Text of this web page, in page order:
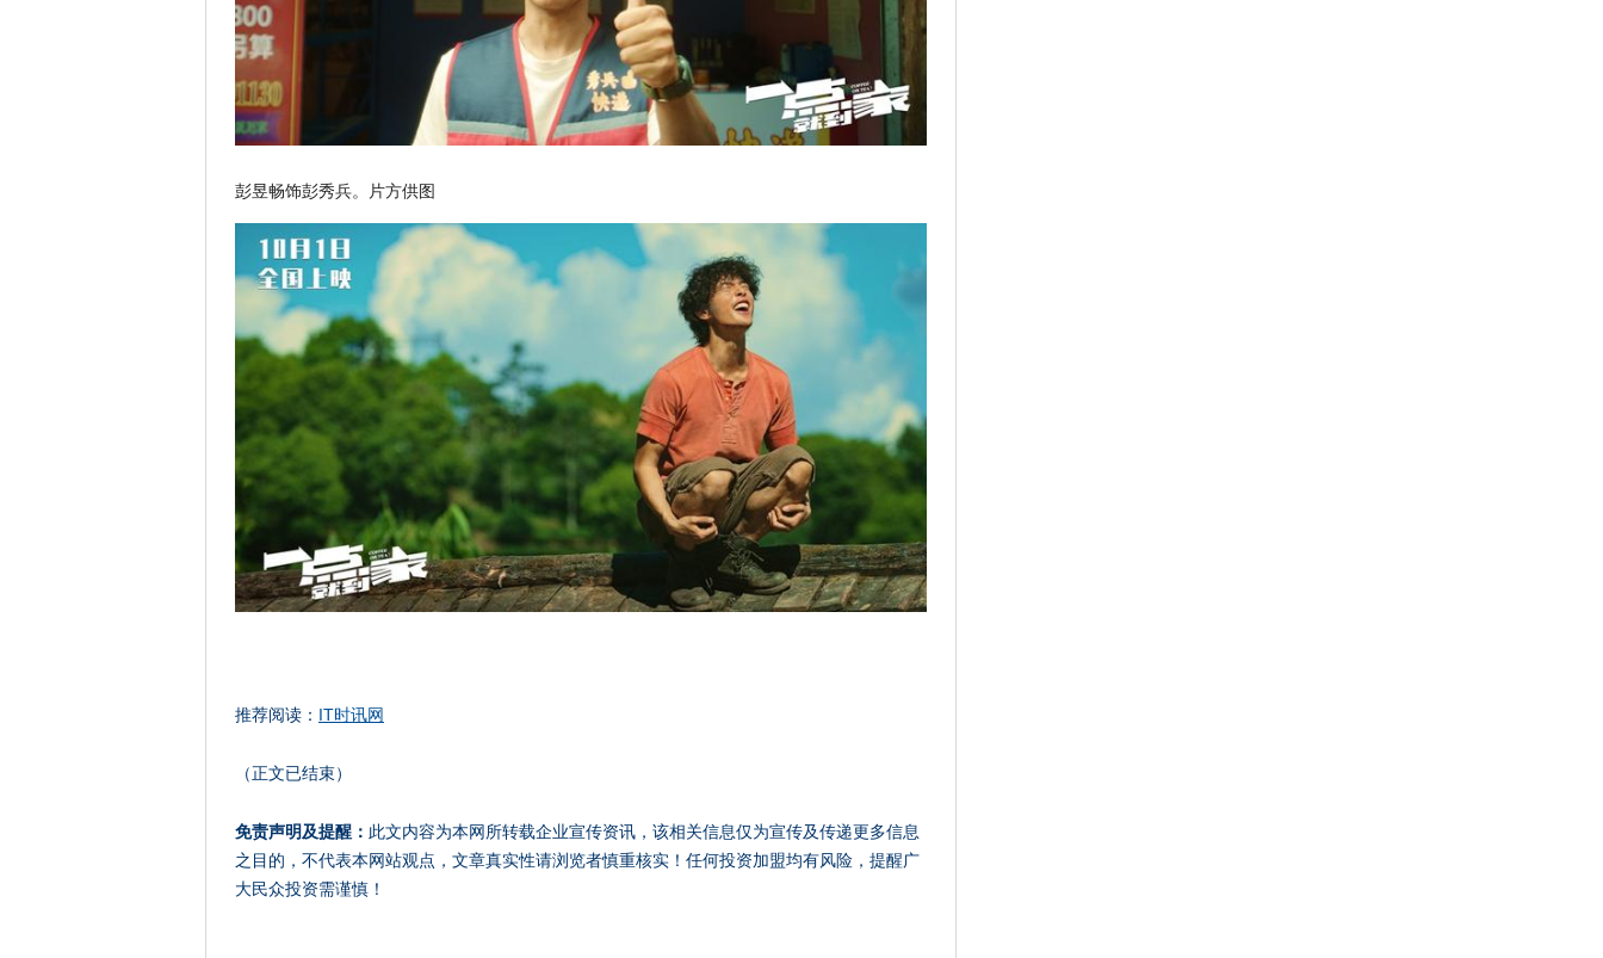
彭昱畅饰彭秀兵。片方供图
推荐阅读： IT时讯网
（正文已结束）
免责声明及提醒： 此文内容为本网所转载企业宣传资讯，该相关信息仅为宣传及传递更多信息
之目的，不代表本网站观点，文章真实性请浏览者慎重核实！任何投资加盟均有风险，提醒广
大民众投资需谨慎！